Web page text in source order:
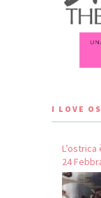
I LOVE
24